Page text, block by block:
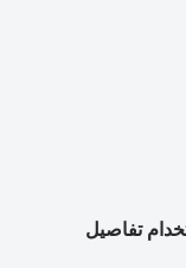
تفاصيل